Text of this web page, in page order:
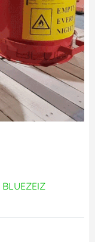
BLUEZEIZ